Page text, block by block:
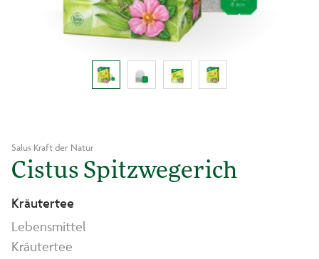
Salus Kraft der Natur
Cistus Spitzwegerich
Kräutertee
Lebensmittel
Kräutertee